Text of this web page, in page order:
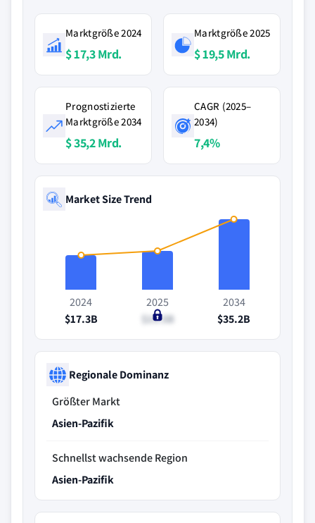
Marktgröße 2024
$ 17,3 Mrd.
Marktgröße 2025
$ 19,5 Mrd.
Prognostizierte
Marktgröße 2034
$ 35,2 Mrd.
CAGR (2025–
2034)
7,4%
Market Size Trend
2024
$17.3B
2025
$19.5B
2034
$35.2B
Regionale Dominanz
Größter Markt
Asien-Pazifik
Schnellst wachsende Region
Asien-Pazifik